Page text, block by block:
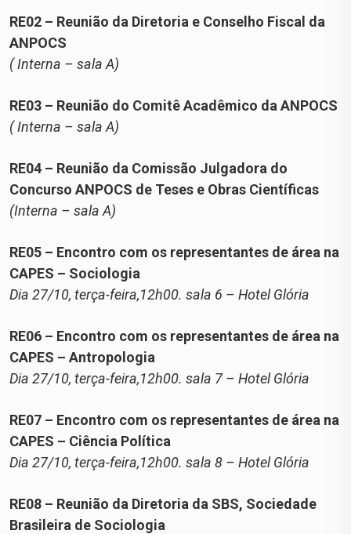
RE02 – Reunião da Diretoria e Conselho Fiscal da
ANPOCS
( Interna – sala A)
RE03 – Reunião do Comitê Acadêmico da ANPOCS
( Interna – sala A)
RE04 – Reunião da Comissão Julgadora do
Concurso ANPOCS de Teses e Obras Científicas
(Interna – sala A)
RE05 – Encontro com os representantes de área na
CAPES – Sociologia
Dia 27/10, terça-feira,12h00. sala 6 – Hotel Glória
RE06 – Encontro com os representantes de área na
CAPES – Antropologia
Dia 27/10, terça-feira,12h00. sala 7 – Hotel Glória
RE07 – Encontro com os representantes de área na
CAPES – Ciência Política
Dia 27/10, terça-feira,12h00. sala 8 – Hotel Glória
RE08 – Reunião da Diretoria da SBS, Sociedade
Brasileira de Sociologia